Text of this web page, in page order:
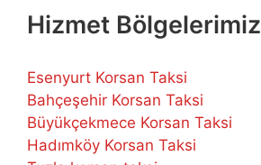
Hizmet Bölgelerimiz
Esenyurt Korsan Taksi
Bahçeşehir Korsan Taksi
Büyükçekmece Korsan Taksi
Hadımköy Korsan Taksi